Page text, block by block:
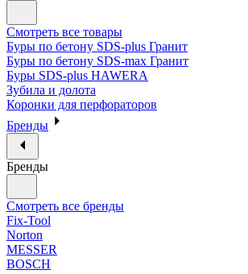
Смотреть все товары
Буры по бетону SDS-plus Гранит
Буры по бетону SDS-max Гранит
Буры SDS-plus HAWERA
Зубила и долота
Коронки для перфораторов
Бренды
Бренды
Смотреть все бренды
Fix-Tool
Norton
MESSER
BOSCH